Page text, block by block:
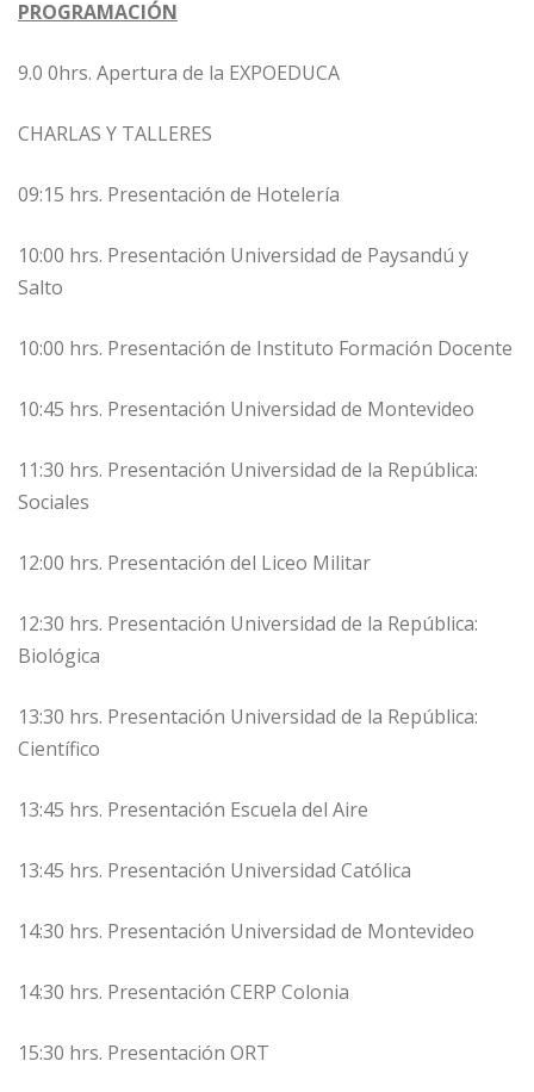
PROGRAMACIÓN
9.0 0hrs. Apertura de la EXPOEDUCA
CHARLAS Y TALLERES
09:15 hrs. Presentación de Hotelería
10:00 hrs. Presentación Universidad de Paysandú y
Salto
10:00 hrs. Presentación de Instituto Formación Docente
10:45 hrs. Presentación Universidad de Montevideo
11:30 hrs. Presentación Universidad de la República:
Sociales
12:00 hrs. Presentación del Liceo Militar
12:30 hrs. Presentación Universidad de la República:
Biológica
13:30 hrs. Presentación Universidad de la República:
Científico
13:45 hrs. Presentación Escuela del Aire
13:45 hrs. Presentación Universidad Católica
14:30 hrs. Presentación Universidad de Montevideo
14:30 hrs. Presentación CERP Colonia
15:30 hrs. Presentación ORT